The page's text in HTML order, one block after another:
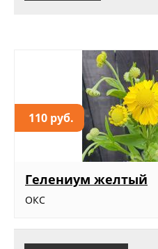
110 руб.
Гелениум желтый
ОКС